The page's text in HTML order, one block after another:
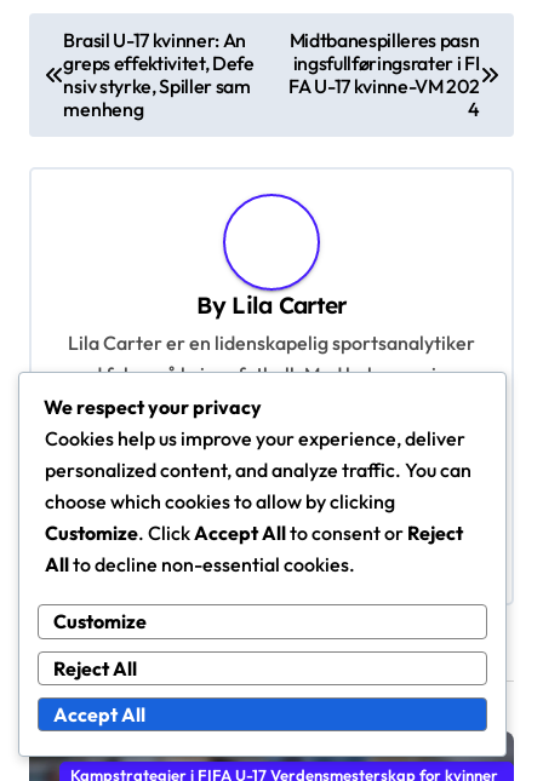
o
a
o
n
Brasil U-17 kvinner: An
greps effektivitet, Defe
nsiv styrke, Spiller sam
menheng
Midtbanespilleres pasn
ingsfullføringsrater i FI
FA U-17 kvinne-VM 202
4
By Lila Carter
Lila Carter er en lidenskapelig sportsanalytiker
med fokus på kvinnefotball. Med bakgrunn innen
sportsjournalistikk og en dyp kjærlighet for spillet,
gir hun innsiktsfull kommentar og analyse av FIFA
U-17 Verdensmesterskapet for kvinner 2024. Lila
tror på kraften i ungdomsidrett til å inspirere og
styrke neste generasjon av kvinnelige
idrettsutøvere.
Related Posts
Kampstrategier i FIFA U-17 Verdensmesterskap for kvinner
We respect your privacy
Cookies help us improve your experience, deliver
personalized content, and analyze traffic. You can
choose which cookies to allow by clicking
Customize. ClickAccept Allto consent or Reject
Allto decline non-essential cookies.
Customize
Reject All
Accept All